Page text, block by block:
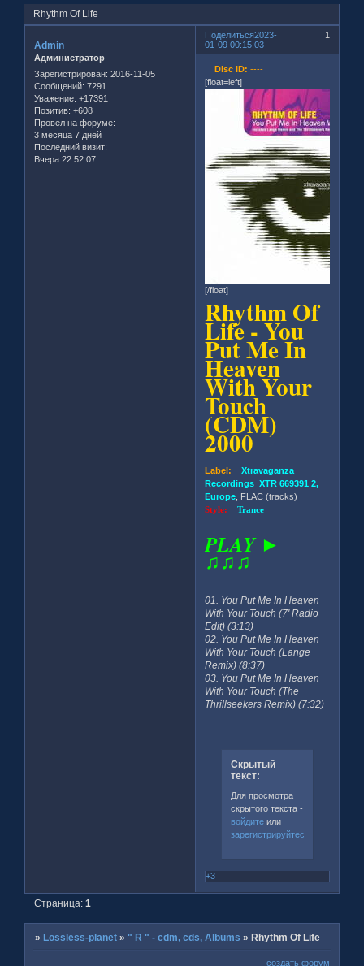
Rhythm Of Life
Поделиться 1
2023-
01-09 00:15:03
Admin
Администратор
Зарегистрирован: 2016-11-05
Сообщений: 7291
Уважение: +17391
Позитив: +608
Провел на форуме:
3 месяца 7 дней
Последний визит:
Вчера 22:52:07
Disc ID: ----
[float=left]
[/float]
Rhythm Of
Life - You
Put Me In
Heaven
With Your
Touch
(CDM)
2000
Label: Xtravaganza
Recordings XTR 669391 2,
Europe , FLAC (tracks)
Style:Trance
PLAY ►
♫♫♫
01. You Put Me In Heaven
With Your Touch (7' Radio
Edit) (3:13)
02. You Put Me In Heaven
With Your Touch (Lange
Remix) (8:37)
03. You Put Me In Heaven
With Your Touch (The
Thrillseekers Remix) (7:32)
Скрытый
текст:
Для просмотра
скрытого текста -
войдитеили
зарегистрируйтесь
+3
Страница:1
»Lossless-planet » " R " - cdm, cds, Albums »Rhythm Of Life
создать форум